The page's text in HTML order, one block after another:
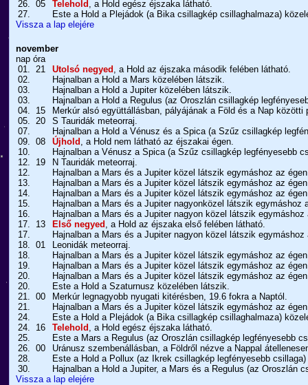
26.
05 Telehold , a Hold egész éjszaka látható.
27.
Este a Hold a Plejádok (a Bika csillagkép csillaghalmaza)
Vissza a lap elejére
november
nap óra
01.
21 Utolsó negyed , a Hold az éjszaka második felében látható.
02.
Hajnalban a Hold a Mars közelében látszik.
03.
Hajnalban a Hold a Jupiter közelében látszik.
03.
Hajnalban a Hold a Regulus (az Oroszlán csillagkép
04.
15
Merkúr alsó együttállásban, pályájának a Föld és a Nap közötti
05.
20
S Tauridák meteorraj.
07.
Hajnalban a Hold a Vénusz és a Spica (a Szűz csillagkép
09.
08 Újhold , a Hold nem látható az éjszakai égen.
10.
Hajnalban a Vénusz a Spica (a Szűz csillagkép legfényesebb
12.
19
N Tauridák meteorraj.
12.
Hajnalban a Mars és a Jupiter közel látszik egymáshoz az
13.
Hajnalban a Mars és a Jupiter közel látszik egymáshoz az
14.
Hajnalban a Mars és a Jupiter közel látszik egymáshoz az
15.
Hajnalban a Mars és a Jupiter nagyonközel látszik egymáshoz
16.
Hajnalban a Mars és a Jupiter nagyon közel látszik egymáshoz
17.
13 Első negyed , a Hold az éjszaka első felében látható.
17.
Hajnalban a Mars és a Jupiter nagyon közel látszik egymáshoz
18.
01
Leonidák meteorraj.
18.
Hajnalban a Mars és a Jupiter közel látszik egymáshoz az
19.
Hajnalban a Mars és a Jupiter közel látszik egymáshoz az
20.
Hajnalban a Mars és a Jupiter közel látszik egymáshoz az
20.
Este a Hold a Szaturnusz közelében látszik.
21.
00
Merkúr legnagyobb nyugati kitérésben, 19.6 fokra a Naptól.
21.
Hajnalban a Mars és a Jupiter közel látszik egymáshoz az
24.
Este a Hold a Plejádok (a Bika csillagkép csillaghalmaza)
24.
16 Telehold , a Hold egész éjszaka látható.
25.
Este a Mars a Regulus (az Oroszlán csillagkép legfényesebb
26.
00
Uránusz szembenállásban, a Földről nézve a Nappal
28.
Este a Hold a Pollux (az Ikrek csillagkép legfényesebb
30.
Hajnalban a Hold a Jupiter, a Mars és a Regulus (az
Vissza a lap elejére